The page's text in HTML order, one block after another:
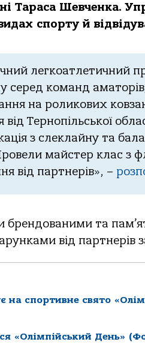
Тараса Шевченка.
спорту й
легкоатлетичний
серед команд
на роликових
Тернопільської
з слеклайну та
майстер клас з
від партнерів», –
брендованими та
від партнерів
на спортивне свято
«Олімпійський День»